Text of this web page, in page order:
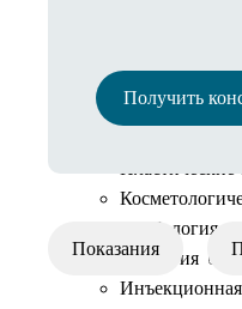
Налоговый
Документы и
Флебология
Косметология
Получить
Показания